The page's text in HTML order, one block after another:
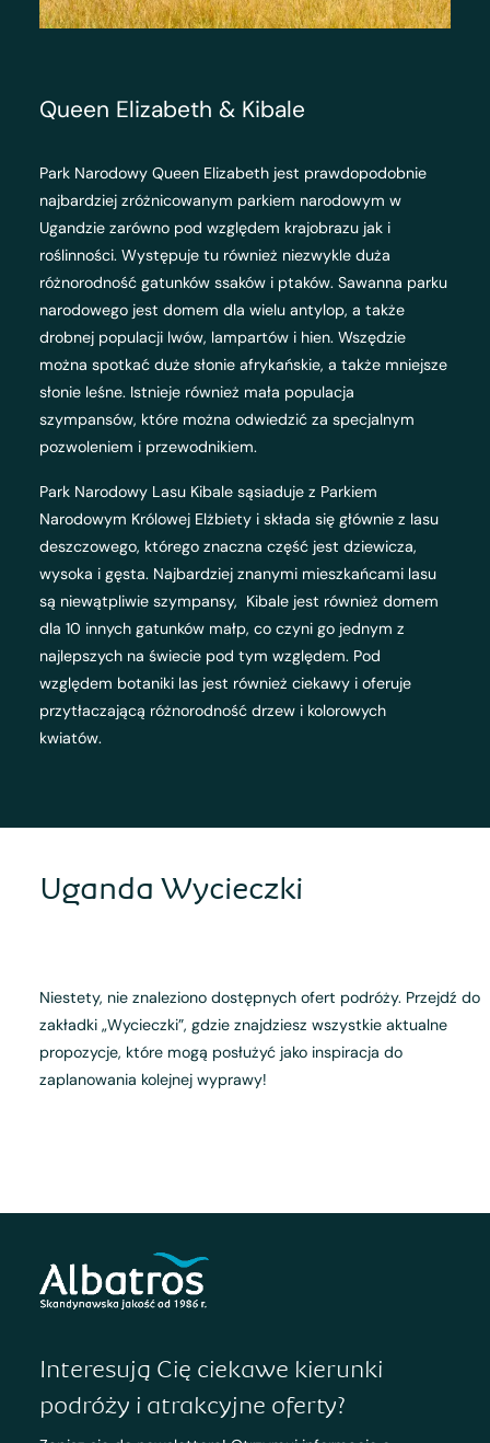
Queen Elizabeth & Kibale
Park Narodowy Queen Elizabeth jest prawdopodobnie
najbardziej zróżnicowanym parkiem narodowym w
Ugandzie zarówno pod względem krajobrazu jak i
roślinności. Występuje tu również niezwykle duża
różnorodność gatunków ssaków i ptaków. Sawanna parku
narodowego jest domem dla wielu antylop, a także
drobnej populacji lwów, lampartów i hien. Wszędzie
można spotkać duże słonie afrykańskie, a także mniejsze
słonie leśne. Istnieje również mała populacja
szympansów, które można odwiedzić za specjalnym
pozwoleniem i przewodnikiem.
Park Narodowy Lasu Kibale sąsiaduje z Parkiem
Narodowym Królowej Elżbiety i składa się głównie z lasu
deszczowego, którego znaczna część jest dziewicza,
wysoka i gęsta. Najbardziej znanymi mieszkańcami lasu
są niewątpliwie szympansy, Kibale jest również domem
dla 10 innych gatunków małp, co czyni go jednym z
najlepszych na świecie pod tym względem. Pod
względem botaniki las jest również ciekawy i oferuje
przytłaczającą różnorodność drzew i kolorowych
kwiatów.
Uganda Wycieczki
Niestety, nie znaleziono dostępnych ofert podróży. Przejdź do
zakładki „Wycieczki”, gdzie znajdziesz wszystkie aktualne
propozycje, które mogą posłużyć jako inspiracja do
zaplanowania kolejnej wyprawy!
Interesują Cię ciekawe kierunki
podróży i atrakcyjne oferty?